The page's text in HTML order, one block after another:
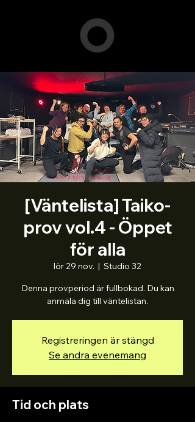
[Väntelista] Taiko-
prov vol.4 - Öppet
för alla
lör 29 nov.
  |
Studio 32
Denna provperiod är fullbokad. Du kan
anmäla dig till väntelistan.
Registreringen är stängd
Se andra evenemang
Tid och plats